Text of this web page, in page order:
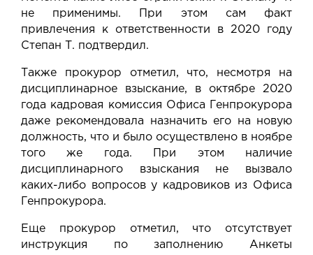
не применимы. При этом сам факт
привлечения к ответственности в 2020 году
Степан Т. подтвердил.
Также прокурор отметил, что, несмотря на
дисциплинарное взыскание, в октябре 2020
года кадровая комиссия Офиса Генпрокурора
даже рекомендовала назначить его на новую
должность, что и было осуществлено в ноябре
того же года. При этом наличие
дисциплинарного взыскания не вызвало
каких-либо вопросов у кадровиков из Офиса
Генпрокурора.
Еще прокурор отметил, что отсутствует
инструкция по заполнению Анкеты